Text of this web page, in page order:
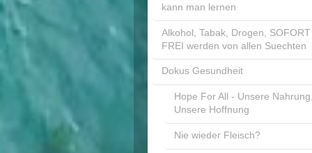
kann man lernen
Alkohol, Tabak, Drogen, SOFORT
FREI werden von allen Suechten
Dokus Gesundheit
Hope For All - Unsere
Unsere Hoffnung
Nie wieder Fleisch?